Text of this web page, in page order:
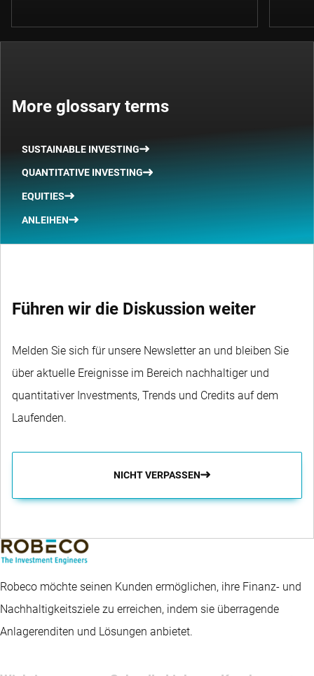
More glossary terms
SUSTAINABLE INVESTING
QUANTITATIVE INVESTING
EQUITIES
ANLEIHEN
Führen wir die Diskussion weiter
Melden Sie sich für unsere Newsletter an und bleiben Sie
über aktuelle Ereignisse im Bereich nachhaltiger und
quantitativer Investments, Trends und Credits auf dem
Laufenden.
NICHT VERPASSEN
Robeco möchte seinen Kunden ermöglichen, ihre Finanz- und
Nachhaltigkeitsziele zu erreichen, indem sie überragende
Anlagerenditen und Lösungen anbietet.